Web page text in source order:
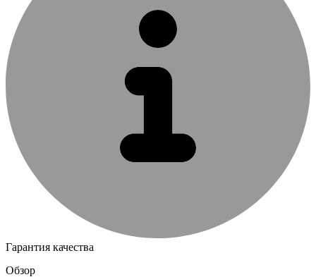
Гарантия качества
Обзор